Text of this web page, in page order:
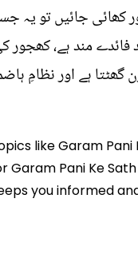
گرم پانی کے ساتھ 3
فائدے مند ہے،
گھٹتا ہے اور نظامِ
like Garam Pani
Pani Ke
you informed